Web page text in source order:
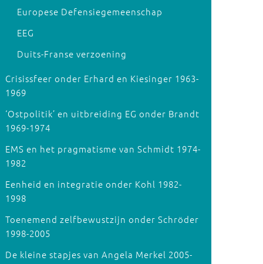
Europese Defensiegemeenschap
EEG
Duits-Franse verzoening
Crisissfeer onder Erhard en Kiesinger 1963-
1969
‘Ostpolitik’ en uitbreiding EG onder Brandt
1969-1974
EMS en het pragmatisme van Schmidt 1974-
1982
Eenheid en integratie onder Kohl 1982-
1998
Toenemend zelfbewustzijn onder Schröder
1998-2005
De kleine stapjes van Angela Merkel 2005-